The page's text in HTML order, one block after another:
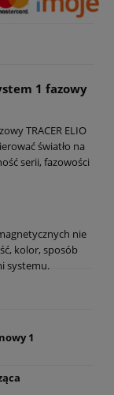
1 fazowy
TRACER ELIO
światło na
serii, fazowości
nie
kolor, sposób
systemu.
1